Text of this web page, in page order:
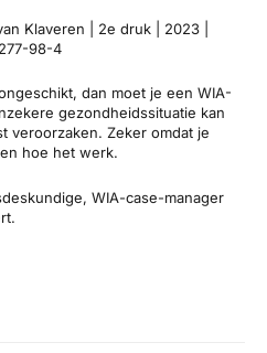
Klaveren | 2e druk | 2023 |
98-4
dan moet je een WIA-
gezondheidssituatie kan
veroorzaken. Zeker omdat je
hoe het werk.
WIA-case-manager